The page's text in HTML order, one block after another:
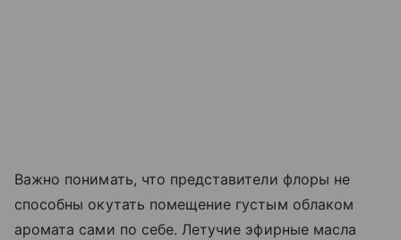
Важно понимать, что представители флоры не
способны окутать помещение густым облаком
аромата сами по себе. Летучие эфирные масла